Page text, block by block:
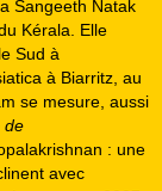
Sangeeth Natak
Kérala. Elle
Sud à
à Biarritz, au
se mesure, aussi
de
: une
avec